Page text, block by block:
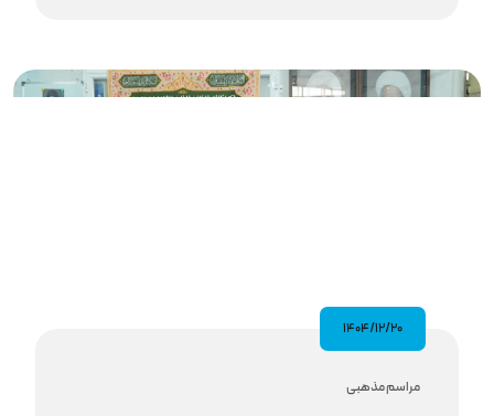
۱۴۰۴/۱۲/۲۰
مراسم مذهبى